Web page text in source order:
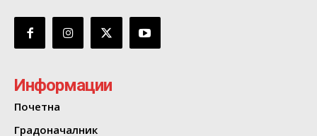
Информации
Почетна
Градоначалник